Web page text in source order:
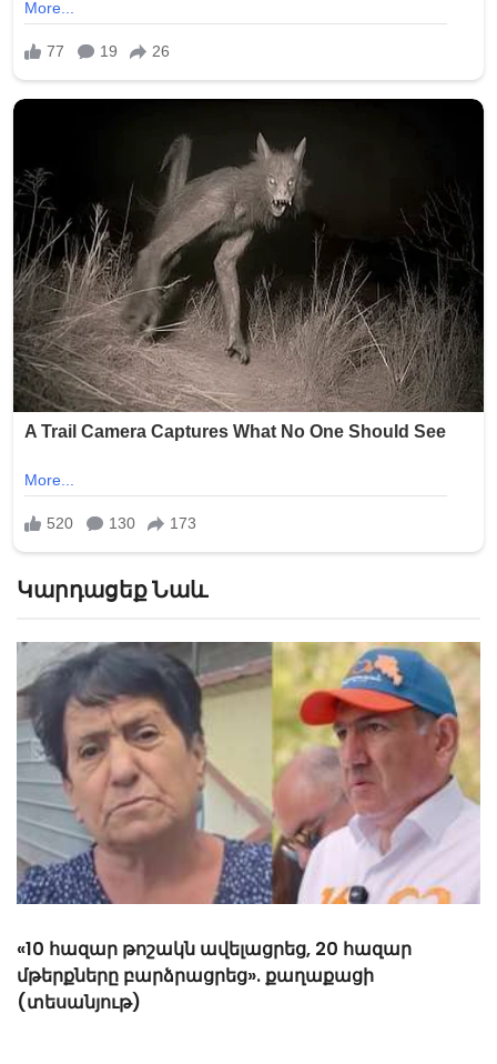
Կարդացեք Նաև
«Հիշեցի՞ք մեզ, ձեր սանիկներն ենք». աղջիկները՝
Նիկոլ Փաշինյանին